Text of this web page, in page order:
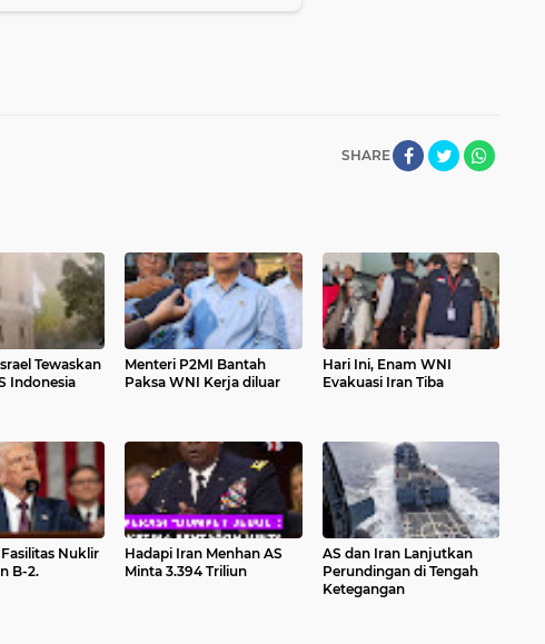
SHARE
Tewaskan
Indonesia
Menteri P2MI Bantah
Paksa WNI Kerja diluar
Hari Ini, Enam WNI
Evakuasi Iran Tiba
Nuklir
B-2.
Hadapi Iran Menhan AS
Minta 3.394 Triliun
AS dan Iran Lanjutkan
Perundingan di Tengah
Ketegangan